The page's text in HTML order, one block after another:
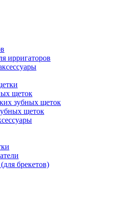
ирригаторов
щеток
зубных щеток
щеток
брекетов)